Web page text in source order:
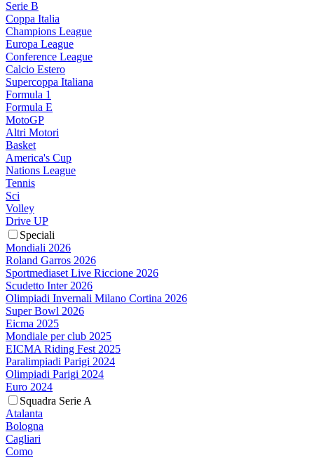
Serie B
Coppa Italia
Champions League
Europa League
Conference League
Calcio Estero
Supercoppa Italiana
Formula 1
Formula E
MotoGP
Altri Motori
Basket
America's Cup
Nations League
Tennis
Sci
Volley
Drive UP
Speciali
Mondiali 2026
Roland Garros 2026
Sportmediaset Live Riccione 2026
Scudetto Inter 2026
Olimpiadi Invernali Milano Cortina 2026
Super Bowl 2026
Eicma 2025
Mondiale per club 2025
EICMA Riding Fest 2025
Paralimpiadi Parigi 2024
Olimpiadi Parigi 2024
Euro 2024
Squadra Serie A
Atalanta
Bologna
Cagliari
Como